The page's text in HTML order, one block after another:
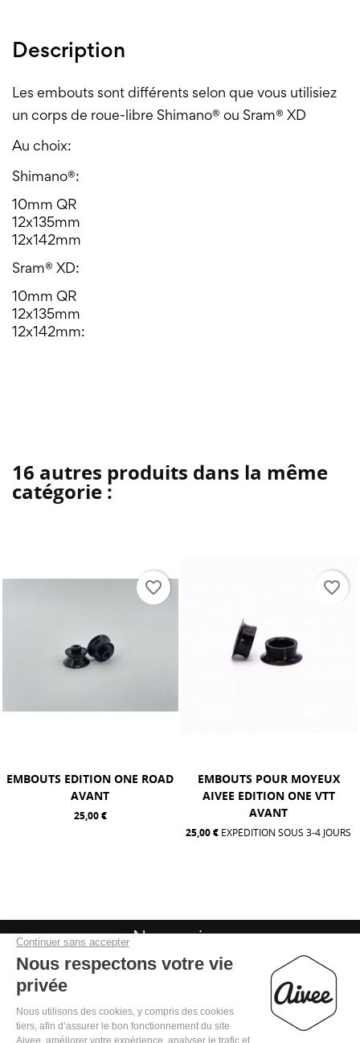
Description
Les embouts sont différents selon que vous utilisiez
un corps de roue-libre Shimano® ou Sram® XD
Au choix:
Shimano®:
10mm QR
12x135mm
12x142mm
Sram® XD:
10mm QR
12x135mm
12x142mm:
16 autres produits dans la même
catégorie :
EMBOUTS EDITION ONE ROAD
AVANT
25,00 €
favorite_border
EMBOUTS POUR MOYEUX
AIVEE EDITION ONE VTT
AVANT
25,00 € EXPÉDITION SOUS 3-4 JOURS
favorite_border